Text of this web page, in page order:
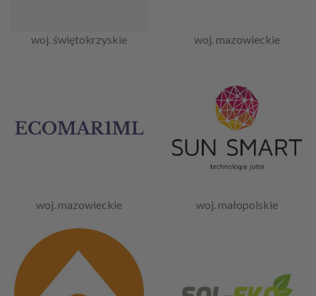
woj. świętokrzyskie woj. mazowieckie
woj. mazowieckie woj. małopolskie